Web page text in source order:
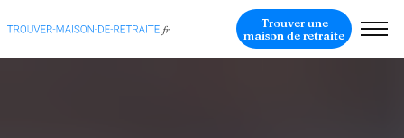
Trouver une
maison de retraite